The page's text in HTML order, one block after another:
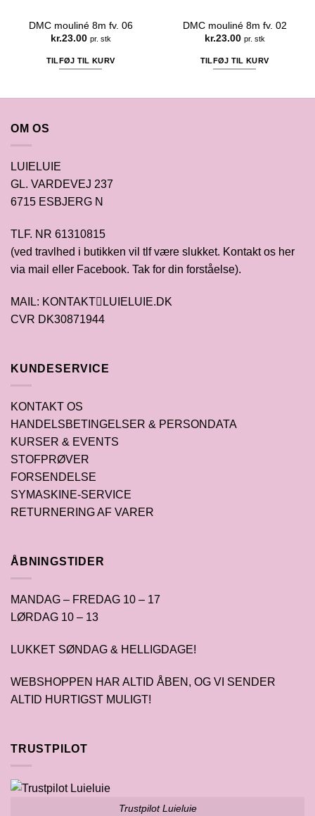
DMC mouliné 8m fv. 06
kr.23.00 pr. stk
TILFØJ TIL KURV
DMC mouliné 8m fv. 02
kr.23.00 pr. stk
TILFØJ TIL KURV
OM OS
LUIELUIE
GL. VARDEVEJ 237
6715 ESBJERG N
TLF. NR 61310815
(ved travlhed i butikken vil tlf være slukket. Kontakt os her
via mail eller Facebook. Tak for din forståelse).
MAIL: KONTAKTLUIELUIE.DK
CVR DK30871944
KUNDESERVICE
KONTAKT OS
HANDELSBETINGELSER & PERSONDATA
KURSER & EVENTS
STOFPRØVER
FORSENDELSE
SYMASKINE-SERVICE
RETURNERING AF VARER
ÅBNINGSTIDER
MANDAG – FREDAG 10 – 17
LØRDAG 10 – 13
LUKKET SØNDAG & HELLIGDAGE!
WEBSHOPPEN HAR ALTID ÅBEN, OG VI SENDER
ALTID HURTIGST MULIGT!
TRUSTPILOT
Trustpilot Luieluie